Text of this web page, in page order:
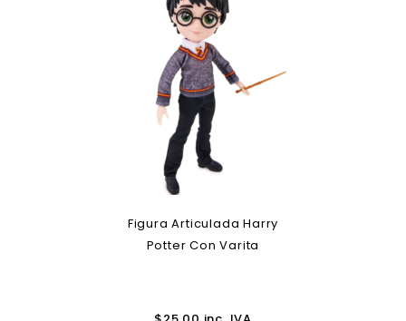
Figura Articulada Harry
Potter Con Varita